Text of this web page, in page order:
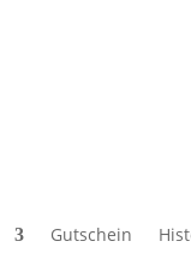
Gutschein